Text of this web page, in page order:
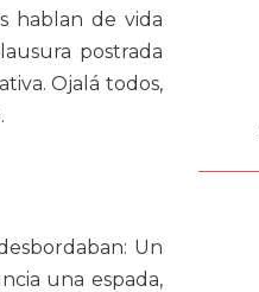
hablan de vida
postrada
Ojalá todos,
Un
una espada,